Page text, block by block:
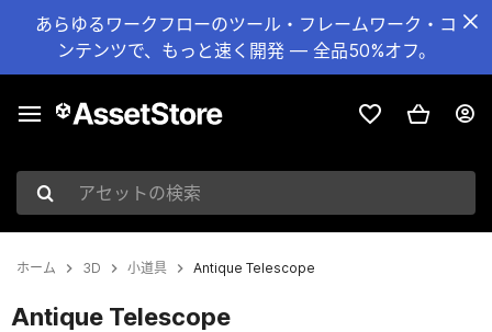
あらゆるワークフローのツール・フレームワーク・コ
ンテンツで、もっと速く開発 — 全品50%オフ。
アセットの検索
ホーム 3D 小道具 Antique Telescope
Antique Telescope